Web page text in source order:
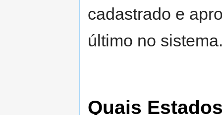
cadastrado e
último no
Quais